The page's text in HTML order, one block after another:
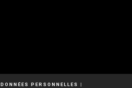
DONNÉES PERSONNELLES
|